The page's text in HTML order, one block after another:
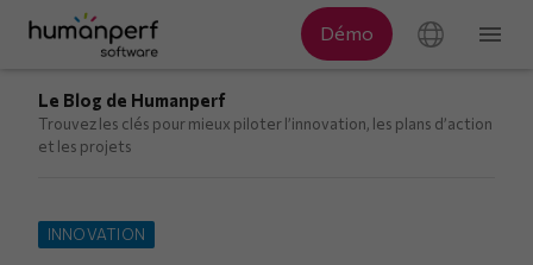
Le Blog de Humanperf
Trouvez les clés pour mieux piloter l’innovation, les plans d’action
et les projets
INNOVATION